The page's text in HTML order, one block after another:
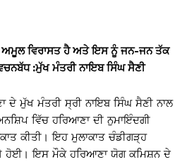
e
ਅਮੂਲ ਵਿਰਾਸਤ ਹੈ ਅਤੇ ਇਸ ਨੂੰ ਜਨ-ਜਨ ਤੱਕ
:ਮੁੱਖ ਮੰਤਰੀ ਨਾਇਬ ਸਿੰਘ ਸੈਣੀ
ਦੇ ਮੁੱਖ ਮੰਤਰੀ ਸ੍ਰੀ ਨਾਇਬ ਸਿੰਘ ਸੈਣੀ ਨਾਲ
ਵਿੱਚ ਹਰਿਆਣਾ ਦੀ ਨੁਮਾਇੰਦਗੀ
ਕੀਤੀ। ਇਹ ਮੁਲਾਕਾਤ ਚੰਡੀਗੜ੍ਹ
ਹੋਈ। ਇਸ ਮੌਕੇ ਹਰਿਆਣਾ ਯੋਗ ਕਮਿਸ਼ਨ ਦੇ